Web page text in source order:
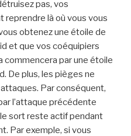
pas, vos
reprendre là où vous vous
obtenez une étoile de
et que vos coéquipiers
commencera par une étoile
De plus, les pièges ne
Par conséquent,
l’attaque précédente
sort reste actif pendant
Par exemple, si vous